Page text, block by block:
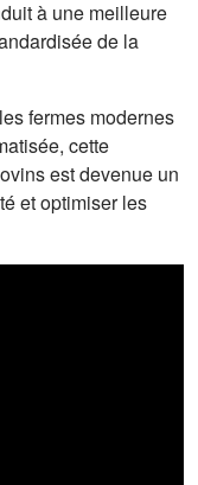
à une meilleure
de la
fermes modernes
cette
est devenue un
et optimiser les